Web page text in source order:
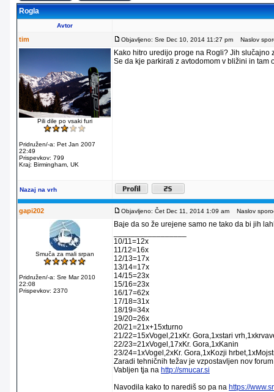
Rogla
Avtor
tim Objavljeno: Sre Dec 10, 2014 11:27 pm Naslov
Pili dile po vsaki furi
Pridružen/-a: Pet Jan 2007
22:49
Prispevkov: 799
Kraj: Birmingham, UK
Kako hitro uredijo proge na Rogli? Jih slučajno
Se da kje parkirati z avtodomom v bližini in tam
Nazaj na vrh
gapi202 Objavljeno: Čet Dec 11, 2014 1:09 am Naslov
Smuča za mali srpan
Pridružen/-a: Sre Mar 2010
22:08
Prispevkov: 2370
Baje da so že urejene samo ne tako da bi jih
10/11=12x
11/12=16x
12/13=17x
13/14=17x
14/15=23x
15/16=23x
16/17=62x
17/18=31x
18/19=34x
19/20=26x
20/21=21x+15xturno
21/22=15xVogel,21xKr. Gora,1xstari
22/23=21xVogel,17xKr. Gora,1xKanin
23/24=1xVogel,2xKr. Gora,1xKozji
Zaradi tehničnih težav je vzpostavljen nov
Vabljen tja na http://smucar.si
Navodila kako to narediš so pa na https://